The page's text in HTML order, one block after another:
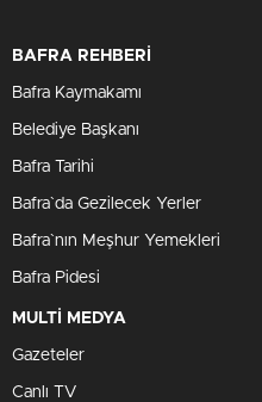
BAFRA REHBERİ
Bafra Kaymakamı
Belediye Başkanı
Bafra Tarihi
Bafra`da Gezilecek Yerler
Bafra`nın Meşhur Yemekleri
Bafra Pidesi
MULTİ MEDYA
Gazeteler
Canlı TV